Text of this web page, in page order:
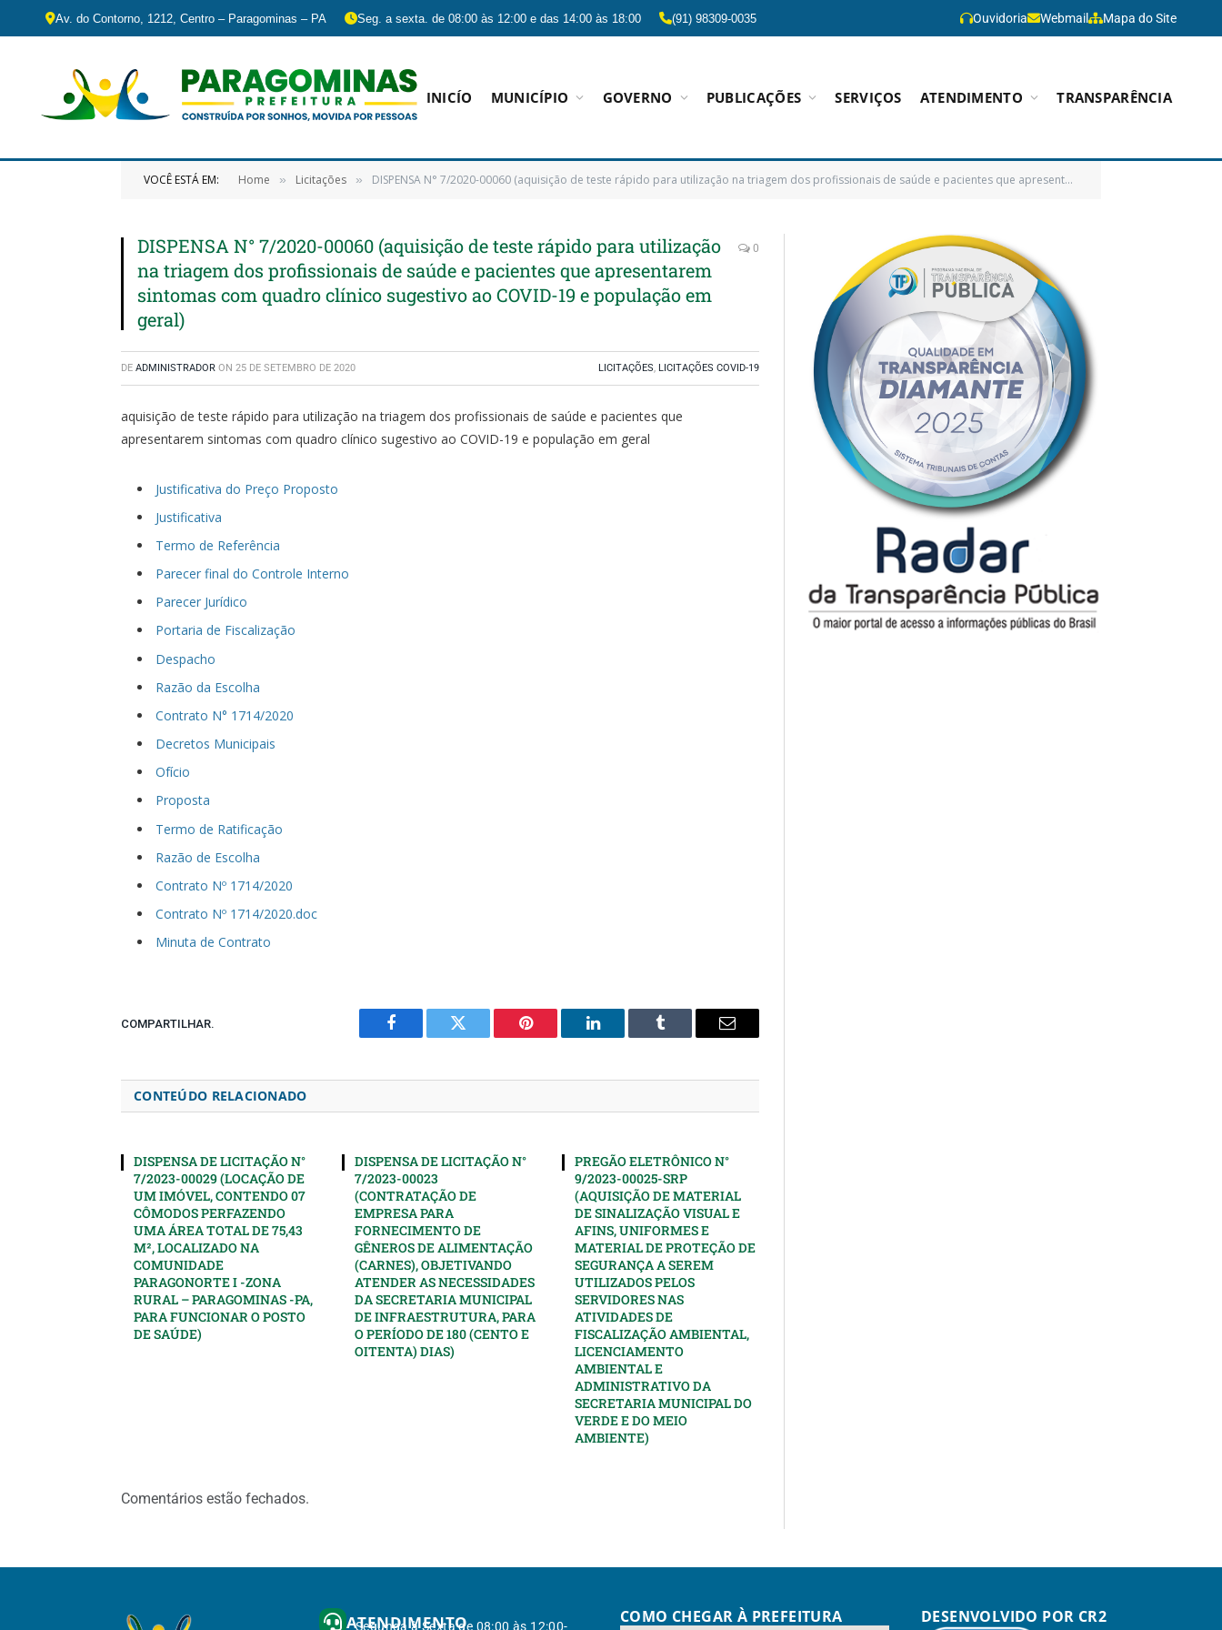
Av. do Contorno, 1212, Centro – Paragominas – PA Seg. a sexta. de 08:00 às 12:00 e das 14:00 às 18:00 (91) 98309-0035 Ouvidoria Webmail Mapa do Site
INICÍO MUNICÍPIO GOVERNO PUBLICAÇÕES SERVIÇOS ATENDIMENTO TRANSPARÊNCIA
VOCÊ ESTÁ EM: Home » Licitações » DISPENSA N° 7/2020-00060 (aquisição de teste rápido para utilização na triagem dos profissionais de saúde e pacientes que apresentarem sintomas com quadro clínico sugestivo ao COVID-19 e população em geral)
DISPENSA N° 7/2020-00060 (aquisição de teste rápido para utilização
na triagem dos profissionais de saúde e pacientes que apresentarem
sintomas com quadro clínico sugestivo ao COVID-19 e população em
geral)
0
DE ADMINISTRADOR ON 25 DE SETEMBRO DE 2020 LICITAÇÕES, LICITAÇÕES COVID-19
aquisição de teste rápido para utilização na triagem dos profissionais de saúde e pacientes que
apresentarem sintomas com quadro clínico sugestivo ao COVID-19 e população em geral
Justificativa do Preço Proposto
Justificativa
Termo de Referência
Parecer final do Controle Interno
Parecer Jurídico
Portaria de Fiscalização
Despacho
Razão da Escolha
Contrato N° 1714/2020
Decretos Municipais
Ofício
Proposta
Termo de Ratificação
Razão de Escolha
Contrato Nº 1714/2020
Contrato Nº 1714/2020.doc
Minuta de Contrato
COMPARTILHAR.
Facebook Twitter Pinterest LinkedIn Tumblr Email
CONTEÚDO RELACIONADO
DISPENSA DE LICITAÇÃO N°
7/2023-00029 (LOCAÇÃO DE
UM IMÓVEL, CONTENDO 07
CÔMODOS PERFAZENDO
UMA ÁREA TOTAL DE 75,43
M², LOCALIZADO NA
COMUNIDADE
PARAGONORTE I -ZONA
RURAL – PARAGOMINAS -PA,
PARA FUNCIONAR O POSTO
DE SAÚDE)
DISPENSA DE LICITAÇÃO N°
7/2023-00023
(CONTRATAÇÃO DE
EMPRESA PARA
FORNECIMENTO DE
GÊNEROS DE ALIMENTAÇÃO
(CARNES), OBJETIVANDO
ATENDER AS NECESSIDADES
DA SECRETARIA MUNICIPAL
DE INFRAESTRUTURA, PARA
O PERÍODO DE 180 (CENTO E
OITENTA) DIAS)
PREGÃO ELETRÔNICO N°
9/2023-00025-SRP
(AQUISIÇÃO DE MATERIAL
DE SINALIZAÇÃO VISUAL E
AFINS, UNIFORMES E
MATERIAL DE PROTEÇÃO DE
SEGURANÇA A SEREM
UTILIZADOS PELOS
SERVIDORES NAS
ATIVIDADES DE
FISCALIZAÇÃO AMBIENTAL,
LICENCIAMENTO
AMBIENTAL E
ADMINISTRATIVO DA
SECRETARIA MUNICIPAL DO
VERDE E DO MEIO
AMBIENTE)
Comentários estão fechados.
ATENDIMENTO
Segunda à Sexta de 08:00 às 12:00- COMO CHEGAR À PREFEITURA DESENVOLVIDO POR CR2